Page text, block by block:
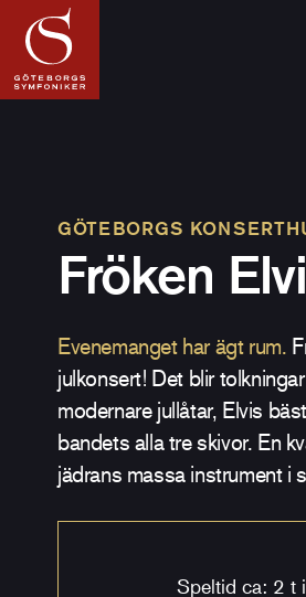
GÖTEBORGS
Fröken
Evenemanget har ägt rum.
julkonsert! Det blir
modernare jullåtar, Elvis
bandets alla tre skivor. En
jädrans massa instrument i
Speltid ca: 2 t